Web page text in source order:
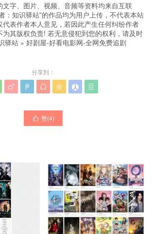
字、图片、视频、音频等资料均来自互联
：知识驿站”的作品均为用户上传，不代表本站
表作者本人意见，若因此产生任何纠纷作者
其版权负责! 若无意侵犯到您的权利，请及时
驿站 » 好剧屋-好看电影网-全网免费追剧
分享到：
     
 赞(4)